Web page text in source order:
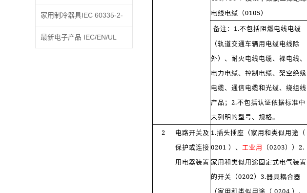
识，你认识几个?
家用制冷器具IEC 60335-2-
24:2010修订A2:2017条款
最新电子产品 IEC/EN/UL
电线电缆（0105）
备注：1.不包括阻燃电线电缆
（轨道交通车辆用电缆电线除
外）、耐火电线电缆、裸电线、
电力电缆、控制电缆、架空绝缘
电缆、通信电缆和光缆、绕组线
产品；2.不包括认证依据标准中
未列明的型号、规格。
2
电路开关及
保护或连接
用电器装置
1.插头插座（家用和类似用途（
0201 ）、 工业用
（0203））2.
家用和类似用途固定式电气装置
的开关（0202）3.器具耦合器
（家用和类似用途（ 0204 ）、